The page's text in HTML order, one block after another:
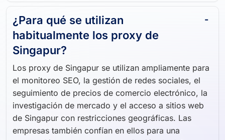
¿Para qué se utilizan
habitualmente los proxy de
Singapur?
Los proxy de Singapur se utilizan ampliamente para
el monitoreo SEO, la gestión de redes sociales, el
seguimiento de precios de comercio electrónico, la
investigación de mercado y el acceso a sitios web
de Singapur con restricciones geográficas. Las
empresas también confían en ellos para una